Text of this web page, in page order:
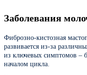
Заболевания
Фиброзно-кистозная
развивается из-за
из ключевых симптомов –
началом цикла.